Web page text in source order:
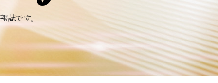
誌です。